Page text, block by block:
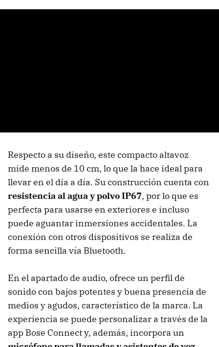
Respecto a su diseño, este compacto altavoz
mide menos de 10 cm, lo que la hace ideal para
llevar en el día a día. Su construcción cuenta con
resistencia al agua y polvo IP67, por lo que es
perfecta para usarse en exteriores e incluso
puede aguantar inmersiones accidentales. La
conexión con otros dispositivos se realiza de
forma sencilla vía Bluetooth.
En el apartado de audio, ofrece un perfil de
sonido con bajos potentes y buena presencia de
medios y agudos, característico de la marca. La
experiencia se puede personalizar a través de la
app Bose Connect y, además, incorpora un